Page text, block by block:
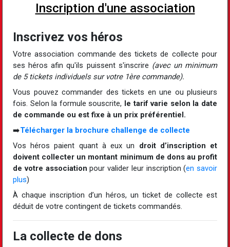
Inscription d'une association
Inscrivez vos héros
Votre association commande des tickets de collecte pour
ses héros afin qu'ils puissent s'inscrire (avec un minimum
de 5 tickets individuels sur votre 1ère commande).
Vous pouvez commander des tickets en une ou plusieurs
fois. Selon la formule souscrite, le tarif varie selon la date
de commande ou est fixe à un prix préférentiel.
➡️Télécharger la brochure challenge de collecte
Vos héros paient quant à eux un droit d’inscription et
doivent collecter un montant minimum de dons au profit
de votre association pour valider leur inscription (en savoir
plus)
À chaque inscription d’un héros, un ticket de collecte est
déduit de votre contingent de tickets commandés.
La collecte de dons